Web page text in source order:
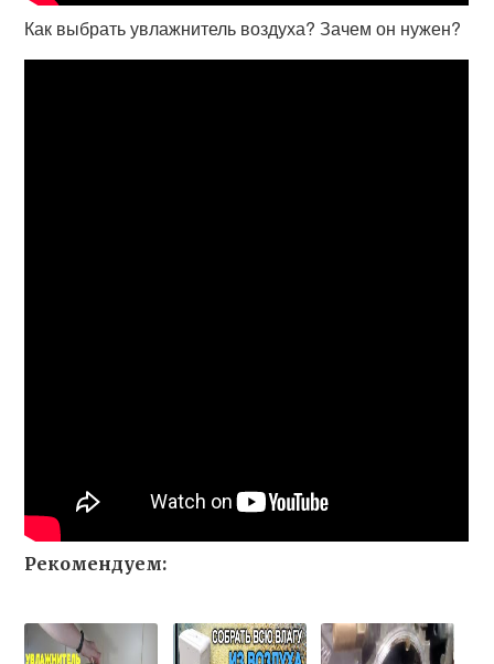
Как выбрать увлажнитель воздуха? Зачем он нужен?
Рекомендуем: